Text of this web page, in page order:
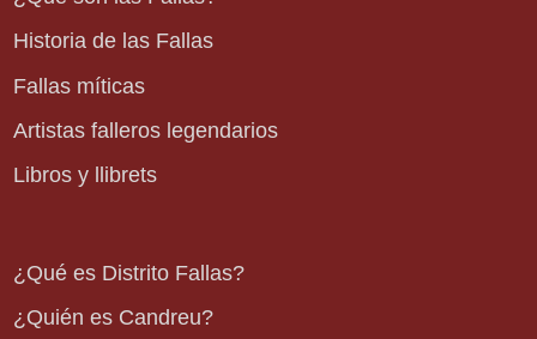
Historia de las Fallas
Fallas míticas
Artistas falleros legendarios
Libros y llibrets
¿Qué es Distrito Fallas?
¿Quién es Candreu?